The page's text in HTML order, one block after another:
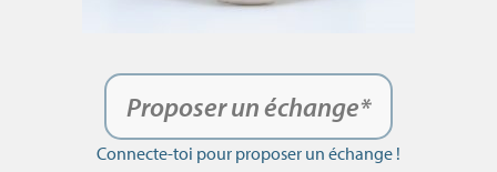
Proposer un échange*
Connecte-toi pour proposer un échange !